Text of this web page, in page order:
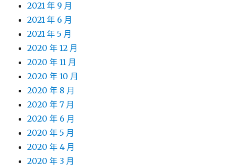
2021 年 9 月
2021 年 6 月
2021 年 5 月
2020 年 12 月
2020 年 11 月
2020 年 10 月
2020 年 8 月
2020 年 7 月
2020 年 6 月
2020 年 5 月
2020 年 4 月
2020 年 3 月